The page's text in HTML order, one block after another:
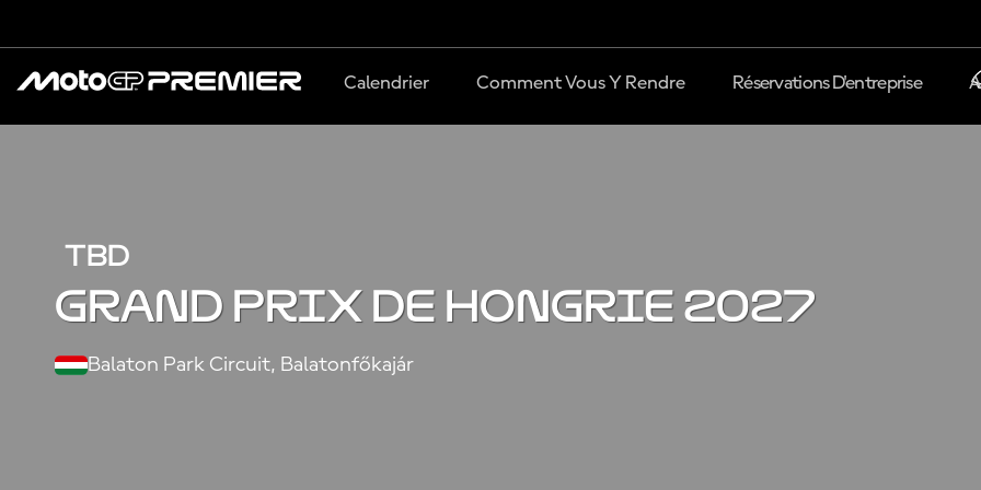
Calendrier Comment Vous Y Rendre Réservations D'entreprise
TBD
Grand Prix de Hongrie 2027
Balaton Park Circuit, Balatonfőkajár